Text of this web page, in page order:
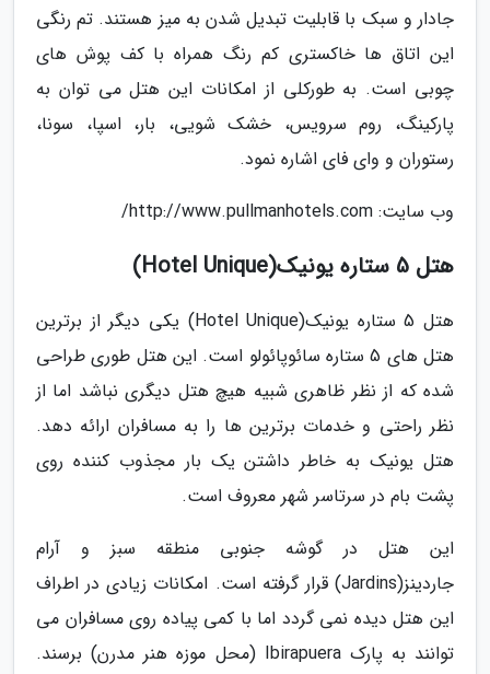
جادار و سبک با قابلیت تبدیل شدن به میز هستند. تم رنگی
این اتاق ها خاکستری کم رنگ همراه با کف پوش های
چوبی است. به طورکلی از امکانات این هتل می توان به
پارکینگ، روم سرویس، خشک شویی، بار، اسپا، سونا،
رستوران و وای فای اشاره نمود.
وب سایت: http://www.pullmanhotels.com/
هتل 5 ستاره یونیک(Hotel Unique)
هتل 5 ستاره یونیک(Hotel Unique) یکی دیگر از برترین
هتل های 5 ستاره سائوپائولو است. این هتل طوری طراحی
شده که از نظر ظاهری شبیه هیچ هتل دیگری نباشد اما از
نظر راحتی و خدمات برترین ها را به مسافران ارائه دهد.
هتل یونیک به خاطر داشتن یک بار مجذوب کننده روی
پشت بام در سرتاسر شهر معروف است.
این هتل در گوشه جنوبی منطقه سبز و آرام
جاردینز(Jardins) قرار گرفته است. امکانات زیادی در اطراف
این هتل دیده نمی گردد اما با کمی پیاده روی مسافران می
توانند به پارک Ibirapuera (محل موزه هنر مدرن) برسند.